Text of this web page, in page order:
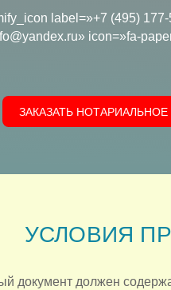
label=»+7 (495)
icon=»fa-
ЗАКАЗАТЬ
УСЛОВИЯ
документ должен